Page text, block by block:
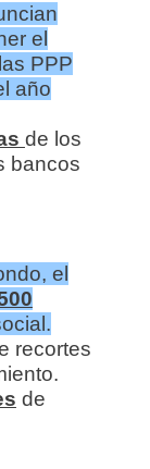
el
PPP
año
de los
bancos
el
recortes
de